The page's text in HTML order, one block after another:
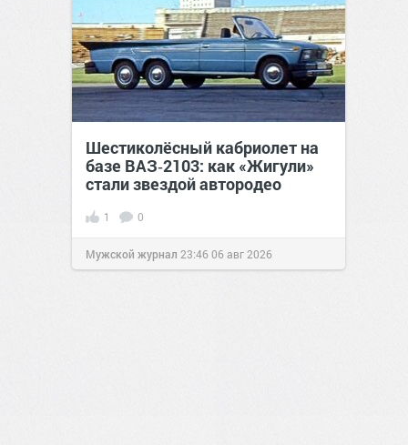
Шестиколёсный кабриолет на
базе ВАЗ‑2103: как «Жигули»
стали звездой автородео
1 0
Мужской журнал 23:4606 авг 2026